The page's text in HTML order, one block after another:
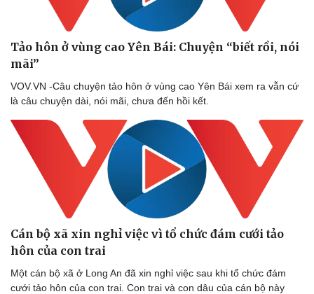
Tảo hôn ở vùng cao Yên Bái: Chuyện “biết rồi, nói
mãi”
VOV.VN -Câu chuyện tảo hôn ở vùng cao Yên Bái xem ra vẫn cứ
là câu chuyện dài, nói mãi, chưa đến hồi kết.
Cán bộ xã xin nghỉ việc vì tổ chức đám cưới tảo
hôn của con trai
Một cán bộ xã ở Long An đã xin nghỉ việc sau khi tổ chức đám
cưới tảo hôn của con trai. Con trai và con dâu của cán bộ này